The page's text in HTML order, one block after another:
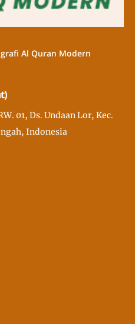
Al Quran Modern
01, Ds. Undaan Lor, Kec.
Indonesia